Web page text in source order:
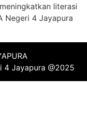
literasi
Negeri 4 Jayapura
4 Jayapura @2025